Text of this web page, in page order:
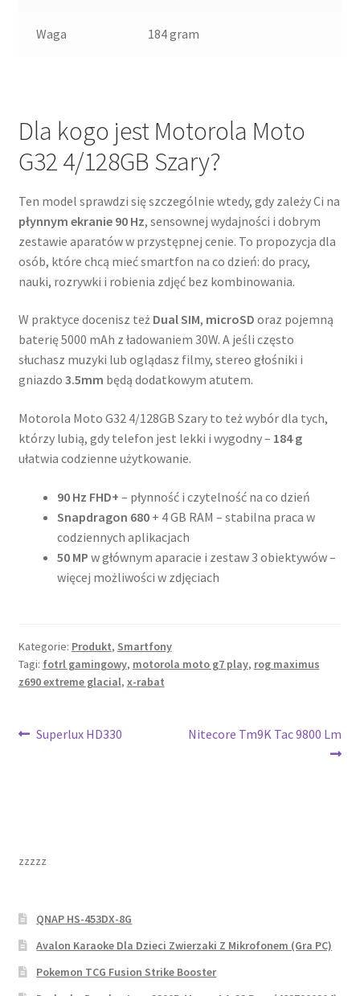
Waga 184 gram
Dla kogo jest Motorola Moto
G32 4/128GB Szary?
Ten model sprawdzi się szczególnie wtedy, gdy zależy Ci na
płynnym ekranie 90 Hz, sensownej wydajności i dobrym
zestawie aparatów w przystępnej cenie. To propozycja dla
osób, które chcą mieć smartfon na co dzień: do pracy,
nauki, rozrywki i robienia zdjęć bez kombinowania.
W praktyce docenisz też Dual SIM, microSD oraz pojemną
baterię 5000 mAh z ładowaniem 30W. A jeśli często
słuchasz muzyki lub oglądasz filmy, stereo głośniki i
gniazdo 3.5mm będą dodatkowym atutem.
Motorola Moto G32 4/128GB Szary to też wybór dla tych,
którzy lubią, gdy telefon jest lekki i wygodny – 184 g
ułatwia codzienne użytkowanie.
90 Hz FHD+ – płynność i czytelność na co dzień
Snapdragon 680+ 4 GB RAM – stabilna praca w
codziennych aplikacjach
50 MP w głównym aparacie i zestaw 3 obiektywów –
więcej możliwości w zdjęciach
Kategorie: Produkt, Smartfony
Tagi: fotrl gamingowy, motorola moto g7 play, rog maximus
z690 extreme glacial, x-rabat
Nawigacja
Poprzedni
Superlux HD330
Następny
Nitecore Tm9K Tac 9800 Lm
zzzzz
QNAP HS-453DX-8G
Avalon Karaoke Dla Dzieci Zwierzaki Z Mikrofonem (Gra PC)
Pokemon TCG Fusion Strike Booster